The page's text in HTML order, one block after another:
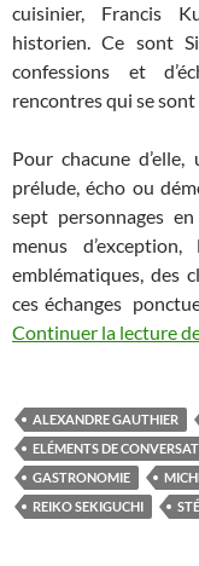
cuisinier, Francis
historien. Ce sont
confessions et
rencontres qui se sont
Pour chacune
prélude, écho ou
sept personnages
menus
emblématiques, des
ces échanges
Continuer la lecture
ALEXANDRE GAUTHIER
ELÉMENTS DE
GASTRONOMIE
REIKO SEKIGUCHI